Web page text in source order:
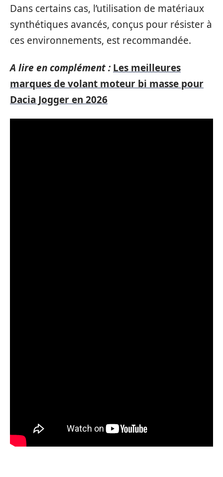
Dans certains cas, l’utilisation de matériaux
synthétiques avancés, conçus pour résister à
ces environnements, est recommandée.
A lire en complément : Les meilleures
marques de volant moteur bi masse pour
Dacia Jogger en 2026